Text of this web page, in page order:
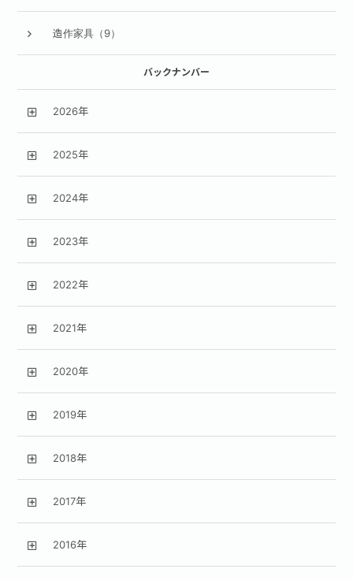
造作家具（9）
バックナンバー
2026年
2025年
2024年
2023年
2022年
2021年
2020年
2019年
2018年
2017年
2016年